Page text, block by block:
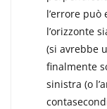
l’errore può
l’orizzonte
(si avrebbe
final­mente
sinistra (o